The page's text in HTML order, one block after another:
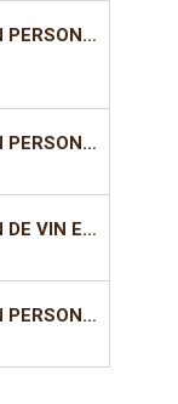
BOUCHON PERSONNALISÉ POUR ANNIVERSAIRE - MODÈLE 2
BOUCHON PERSONNALISÉ POUR MARIAGE - MODÈLE 5
BOUCHON DE VIN EN BOIS ET LIÈGE
BOUCHON PERSONNALISÉ POUR MARIAGE - MODÈLE 7